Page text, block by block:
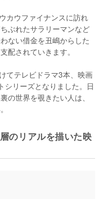
カウファイナンスに訪れ
ぶれたサラリーマンなど
ない借金を丑嶋からした
配されていきます。
てテレビドラマ3本、映画
シリーズとなりました。日
の世界を覗きたい人は、
のリアルを描いた映